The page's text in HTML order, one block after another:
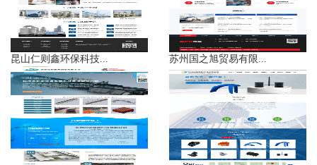
昆山仁则鑫环保科技... 苏州国之旭贸易有限...